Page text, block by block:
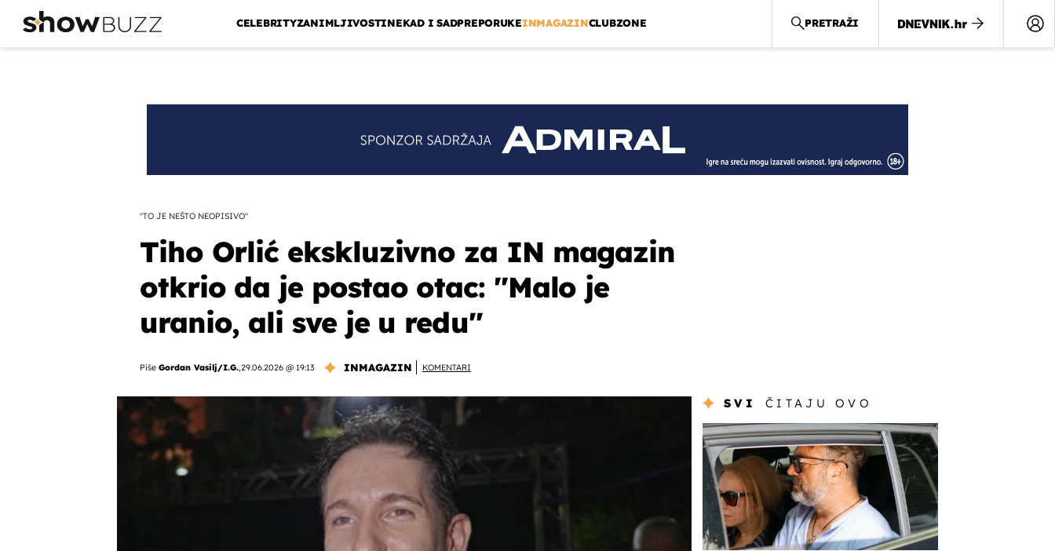
CELEBRITYZANIMLJIVOSTINEKAD I SADPREPORUKEINMAGAZINCLUBZONE PRETRAŽI
''TO JE NEŠTO NEOPISIVO''
Tiho Orlić ekskluzivno za IN magazin
otkrio da je postao otac: ''Malo je
uranio, ali sve je u redu''
Piše Gordan Vasilj/I.G.,29.06.2026 @ 19:13 INMAGAZIN KOMENTARI
SVI ČITAJU OVO